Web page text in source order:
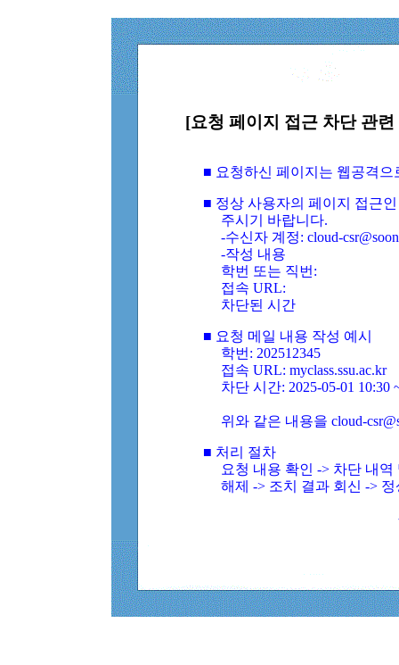
[요청 페이지 접근 차단 관
■ 요청하신 페이지는 웹공격
■ 정상 사용자의 페이지 접근
주시기 바랍니다.
-수신자 계정: cloud-
-작성 내용
학번 또는 직번:
접속 URL:
차단된 시간
■ 요청 메일 내용 작성 예시
학번: 202512345
접속 URL: myclass.ssu.ac.kr
차단 시간: 2025-05-01 10:30
위와 같은 내용을 cloud-
■ 처리 절차
요청 내용 확인 -> 차단 내
해제 -> 조치 결과 회신 ->